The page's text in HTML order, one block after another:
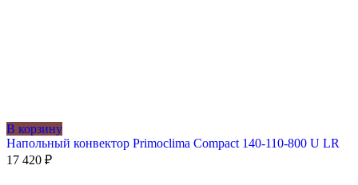
В корзину
Напольный конвектор Primoclima Compact 140-110-800 U LR
17 420 ₽